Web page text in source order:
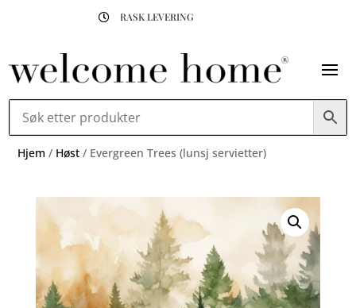
 RASK LEVERING
Hjem / Høst / Evergreen Trees (lunsj servietter)